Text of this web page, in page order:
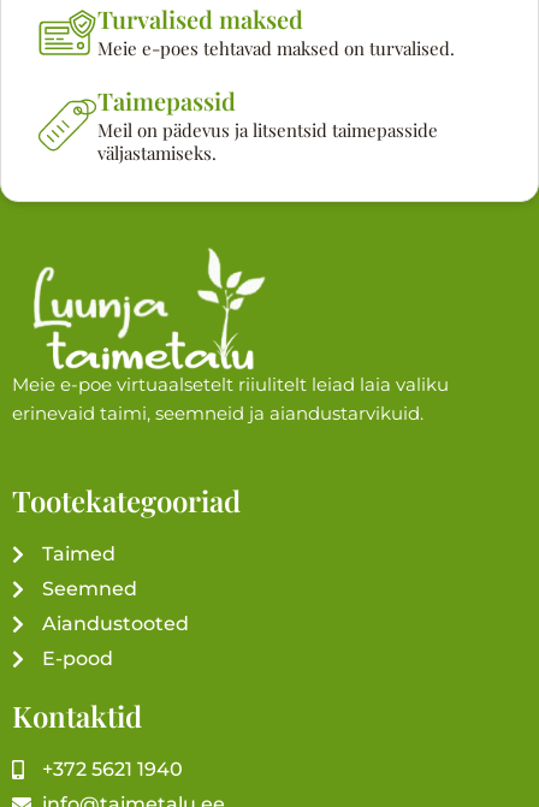
Turvalised maksed
Meie e-poes tehtavad maksed on turvalised.
Taimepassid
Meil on pädevus ja litsentsid taimepasside
väljastamiseks.
Meie e-poe virtuaalsetelt riiulitelt leiad laia valiku
erinevaid taimi, seemneid ja aiandustarvikuid.
Tootekategooriad
Taimed
Seemned
Aiandustooted
E-pood
Kontaktid
+372 5621 1940